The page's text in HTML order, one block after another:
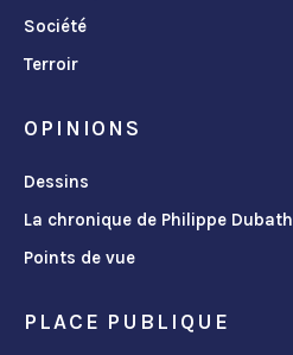
Société
Terroir
OPINIONS
Dessins
La chronique de Philippe Dubath
Points de vue
PLACE PUBLIQUE